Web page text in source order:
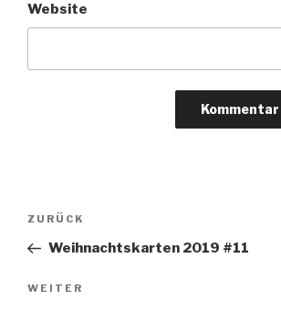
Website
Beitragsnavigation
Vorheriger
Beitrag
ZURÜCK
Weihnachtskarten 2019 #11
Nächster
WEITER